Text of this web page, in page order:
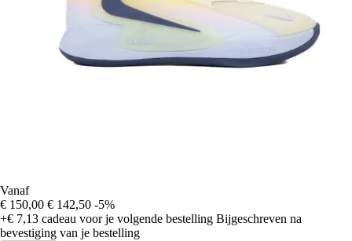
Vanaf
€ 150,00 € 142,50 -5%
+€ 7,13 cadeau voor je volgende bestelling Bijgeschreven na
bevestiging van je bestelling